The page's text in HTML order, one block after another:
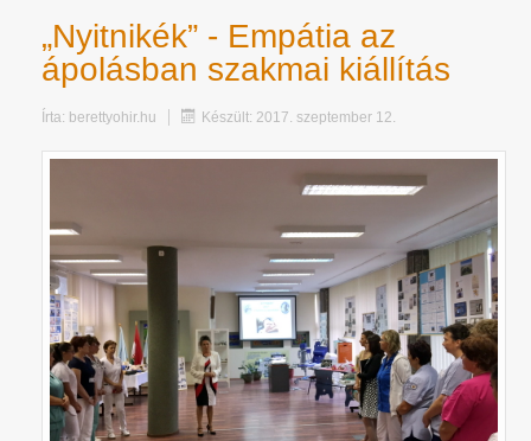
„Nyitnikék” - Empátia az
ápolásban szakmai kiállítás
Írta: berettyohir.hu Készült: 2017. szeptember 12.